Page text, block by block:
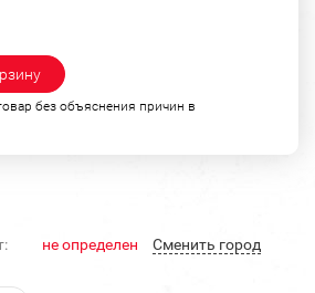
без объяснения причин в
не определен Cменить город